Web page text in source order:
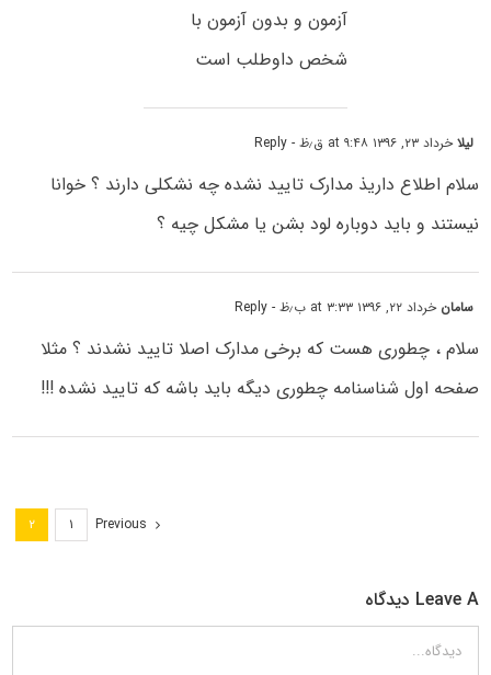
آزمون و بدون آزمون با
شخص داوطلب است
لیلاخرداد ۲۳, ۱۳۹۶ at ۹:۴۸ ق٫ظ - Reply
سلام اطلاع داریذ مدارک تایید نشده چه نشکلی دارند ؟ خوانا
نیستند و باید دوباره لود بشن یا مشکل چیه ؟
سامان خرداد ۲۲, ۱۳۹۶ at ۳:۳۳ ب٫ظ - Reply
سلام ، چطوری هست که برخی مدارک اصلا تایید نشدند ؟ مثلا
صفحه اول شناسنامه چطوری دیگه باید باشه که تایید نشده !!!
Previous ۱ ۲
Leave A دیدگاه
دیدگاه